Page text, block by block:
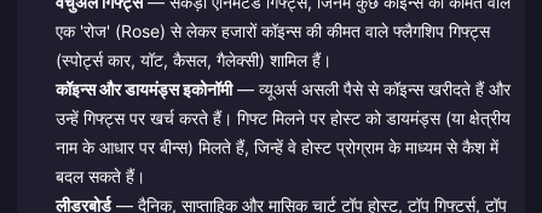
एक 'रोज' (Rose) से लेकर हजारों कॉइन्स की कीमत वाले फ्लैगशिप गिफ्ट्स
(स्पोर्ट्स कार, यॉट, कैसल, गैलेक्सी) शामिल हैं।
कॉइन्स और डायमंड्स इकोनॉमी— व्यूअर्स असली पैसे से कॉइन्स खरीदते हैं और
उन्हें गिफ्ट्स पर खर्च करते हैं। गिफ्ट मिलने पर होस्ट को डायमंड्स (या क्षेत्रीय
नाम के आधार पर बीन्स) मिलते हैं, जिन्हें वे होस्ट प्रोग्राम के माध्यम से कैश में
बदल सकते हैं।
लीडरबोर्ड— दैनिक, साप्ताहिक और मासिक चार्ट टॉप होस्ट, टॉप गिफ्टर्स, टॉप